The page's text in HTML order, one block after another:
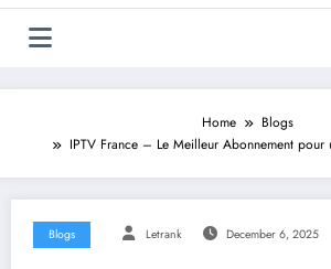
Home
Blogs
IPTV France – Le Meilleur Abonnement pour
Blogs Letrank December 6, 2025